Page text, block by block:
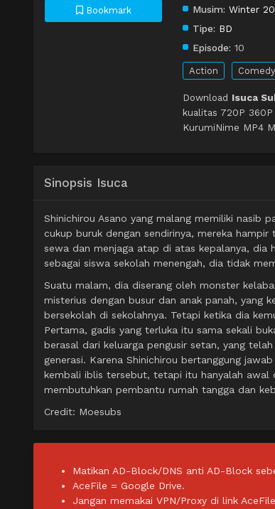
Bookmark
Musim: Winter
Tipe: BD
Episode: 10
Action Comedy
Download Isuca
kualitas 720P
KurumiNime MP4
Sinopsis Isuca
Shinichirou Asano yang malang memiliki nasib
cukup buruk dengan sendirinya, mereka
sewa dan menjaga atap di atas kepalanya, dia
sebagai siswa sekolah menengah, dia tidak
Suatu malam, dia diserang oleh monster
misterius dengan busur dan anak panah, yang
bersekolah di sekolahnya. Tetapi ketika dia
Pertama, gadis yang terluka itu sama sekali
berasal dari keluarga pengusir setan, yang
generasi. Karena Shinichirou bertanggung
kembali iblis tersebut, tetapi itu hanyalah awal
membutuhkan pembantu rumah tangga dan
Credit: Moesubs
Matikan AD-Block/DNS anti AD-Block
AceFile = Google Drive.
Jangan memakai VPN/Proxy di link